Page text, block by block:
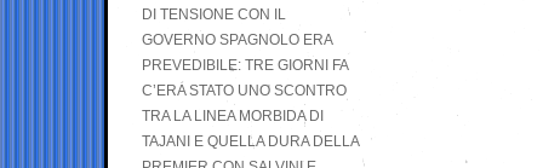
DI TENSIONE CON IL
GOVERNO SPAGNOLO ERA
PREVEDIBILE: TRE GIORNI FA
C’ERA STATO UNO SCONTRO
TRA LA LINEA MORBIDA DI
TAJANI E QUELLA DURA DELLA